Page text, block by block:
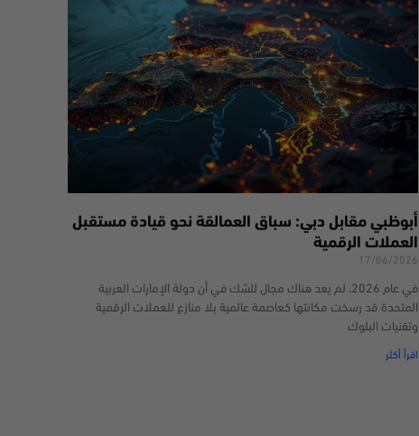
أبوظبي مقابل دبي: سباق العمالقة نحو قيادة مستقبل
العملات الرقمية
17/06/2026
في عام 2026، لم يعد هناك مجال للشك في أن دولة الإمارات العربية
المتحدة قد رسخت مكانتها كعاصمة عالمية بلا منازع للعملات الرقمية
وتقنيات البلوك
اقرأ أكثر